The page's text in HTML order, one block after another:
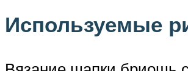
Используемые